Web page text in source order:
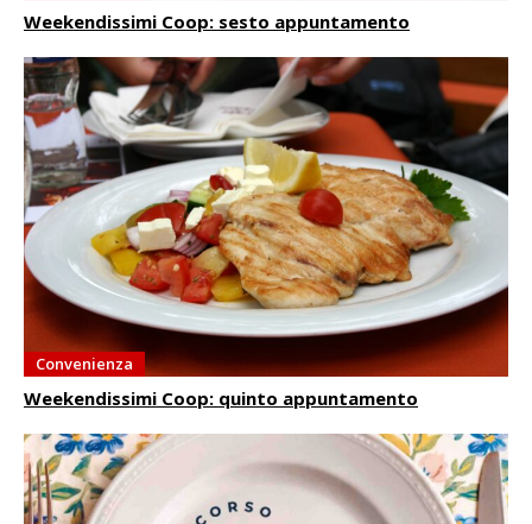
Weekendissimi Coop: sesto appuntamento
Convenienza
Weekendissimi Coop: quinto appuntamento